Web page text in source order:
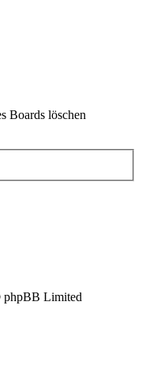
Boards löschen
Limited